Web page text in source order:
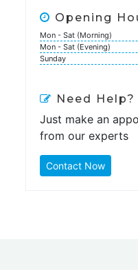
Opening
Mon - Sat (Morning)
Mon - Sat (Evening)
Sunday
Need Help?
Just make an
from our experts
Contact Now